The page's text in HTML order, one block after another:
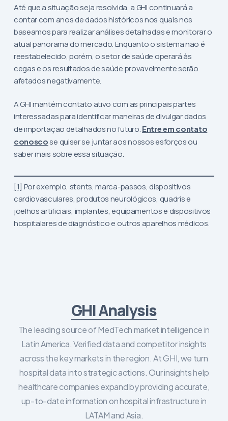
Até que a situação seja resolvida, a GHI continuará a
contar com anos de dados históricos nos quais nos
baseamos para realizar análises detalhadas e monitorar o
atual panorama do mercado. Enquanto o sistema não é
reestabelecido, porém, o setor de saúde operará às
cegas e os resultados de saúde provavelmente serão
afetados negativamente.
A GHI mantém contato ativo com as principais partes
interessadas para identificar maneiras de divulgar dados
de importação detalhados no futuro. Entre em contato
conoscose quiser se juntar aos nossos esforços ou
saber mais sobre essa situação.
[1] Por exemplo, stents, marca-passos, dispositivos
cardiovasculares, produtos neurológicos, quadris e
joelhos artificiais, implantes, equipamentos e dispositivos
hospitalares de diagnóstico e outros aparelhos médicos.
GHI Analysis
The leading source of MedTech market intelligence in
Latin America. Verified data and competitor insights
across the key markets in the region. At GHI, we turn
hospital data into strategic actions. Our insights help
healthcare companies expand by providing accurate,
up-to-date information on hospital infrastructure in
LATAM and Asia.